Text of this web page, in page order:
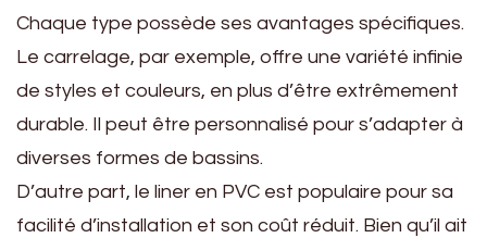
Chaque type possède ses avantages spécifiques.
Le carrelage, par exemple, offre une variété infinie
de styles et couleurs, en plus d’être extrêmement
durable. Il peut être personnalisé pour s’adapter à
diverses formes de bassins.
D’autre part, le liner en PVC est populaire pour sa
facilité d’installation et son coût réduit. Bien qu’il ait